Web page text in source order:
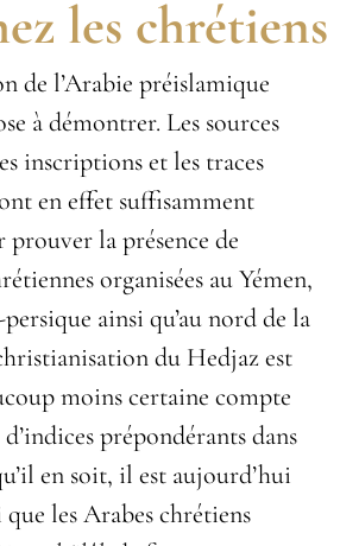
les chrétiens
de l’Arabie préislamique
à démontrer. Les sources
inscriptions et les traces
en effet suffisamment
prouver la présence de
organisées au Yémen,
ainsi qu’au nord de la
du Hedjaz est
moins certaine compte
d’indices prépondérants dans
en soit, il est aujourd’hui
les Arabes chrétiens